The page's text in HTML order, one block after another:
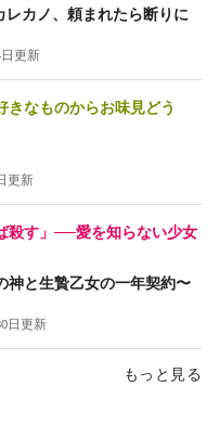
レカノ、頼まれたら断りに
更新
きなものからお味見どう
更新
殺す」──愛を知らない少女
神と生贄乙女の一年契約〜
日更新
もっと見る